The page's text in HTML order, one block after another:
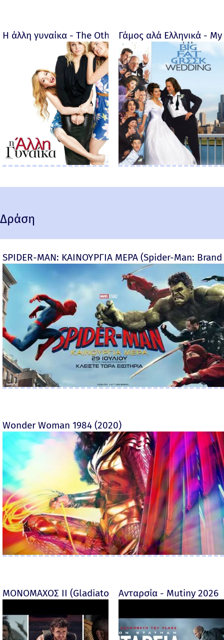
Η άλλη γυναίκα - The Other Woman – 2014
Γάμος αλά Ελληνικά -
Δράση
SPIDER-MAN: ΚΑΙΝΟΥΡΓΙΑ ΜΕΡΑ (Spider-Man:
Wonder Woman 1984 (2020)
ΜΟΝΟΜΑΧΟΣ ΙΙ (Gladiator II) -Ανταρσία - Mutiny 2026